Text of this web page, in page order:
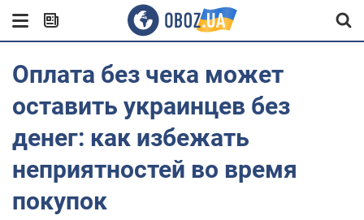
Оплата без чека может
оставить украинцев без
денег: как избежать
неприятностей во время
покупок